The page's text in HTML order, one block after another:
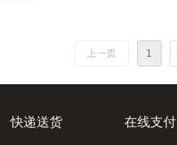
规格：1加仑/桶,4桶/箱 。上一页 1
快递送货 在线支付